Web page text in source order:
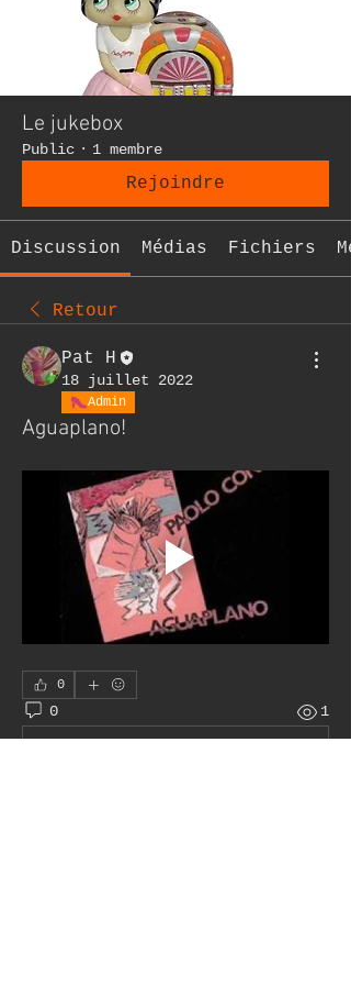
Le jukebox
Public · 1 membre
Rejoindre
Discussion Médias Fichiers
Retour
Pat H
18 juillet 2022
Admin
Aguaplano!
0
0 1